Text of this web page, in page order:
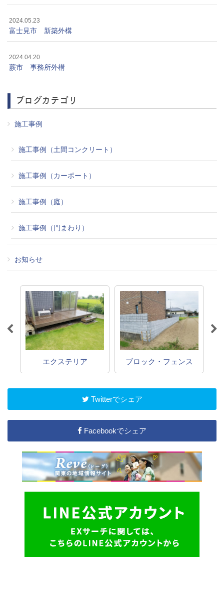
2024.05.23
富士見市 新築外構
2024.04.20
蕨市 事務所外構
ブログカテゴリ
施工事例
施工事例（土間コンクリート）
施工事例（カーポート）
施工事例（庭）
施工事例（門まわり）
お知らせ
エクステリア ブロック・フェンス
Twitterでシェア
Facebookでシェア